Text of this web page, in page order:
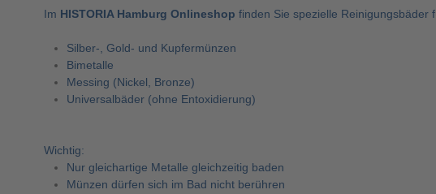
Im HISTORIA Hamburg Onlineshop finden Sie spezielle Reinigungsbäder
Silber-, Gold- und Kupfermünzen
Bimetalle
Messing (Nickel, Bronze)
Universalbäder (ohne Entoxidierung)
Wichtig:
Nur gleichartige Metalle gleichzeitig baden
Münzen dürfen sich im Bad nicht berühren